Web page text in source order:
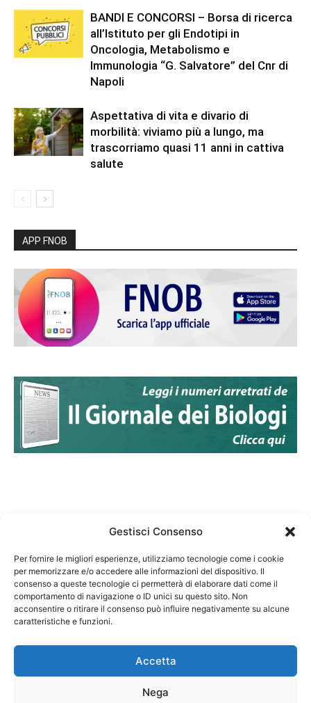
Gestisci Consenso
Per fornire le migliori esperienze, utilizziamo tecnologie come i cookie
per memorizzare e/o accedere alle informazioni del dispositivo. Il
consenso a queste tecnologie ci permetterà di elaborare dati come il
comportamento di navigazione o ID unici su questo sito. Non
acconsentire o ritirare il consenso può influire negativamente su alcune
caratteristiche e funzioni.
Accetta
Nega
BANDI E CONCORSI – Borsa di ricerca
all’Istituto per gli Endotipi in
Oncologia, Metabolismo e
Immunologia “G. Salvatore” del Cnr di
Napoli
Aspettativa di vita e divario di
morbilità: viviamo più a lungo, ma
trascorriamo quasi 11 anni in cattiva
salute
APP FNOB
Federazione Nazionale Degli Ordini dei Biologi:
codice fiscale 80069130583
Responsabile sito internet www.fnob.it: